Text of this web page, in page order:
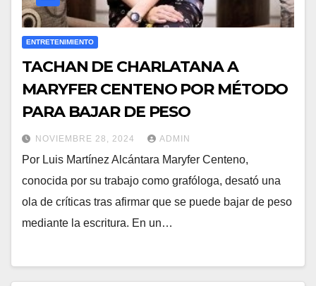
ENTRETENIMIENTO
TACHAN DE CHARLATANA A
MARYFER CENTENO POR MÉTODO
PARA BAJAR DE PESO
NOVIEMBRE 28, 2024 ADMIN
Por Luis Martínez Alcántara Maryfer Centeno,
conocida por su trabajo como grafóloga, desató una
ola de críticas tras afirmar que se puede bajar de peso
mediante la escritura. En un…